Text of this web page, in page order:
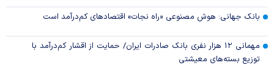
بانک جهانی: هوش مصنوعی «راه نجات» اقتصادهای کم‌درآمد است
مهمانی ۱۲ هزار نفری بانک صادرات ایران/ حمایت از اقشار کم‌درآمد با
توزیع بسته‌های معیشتی